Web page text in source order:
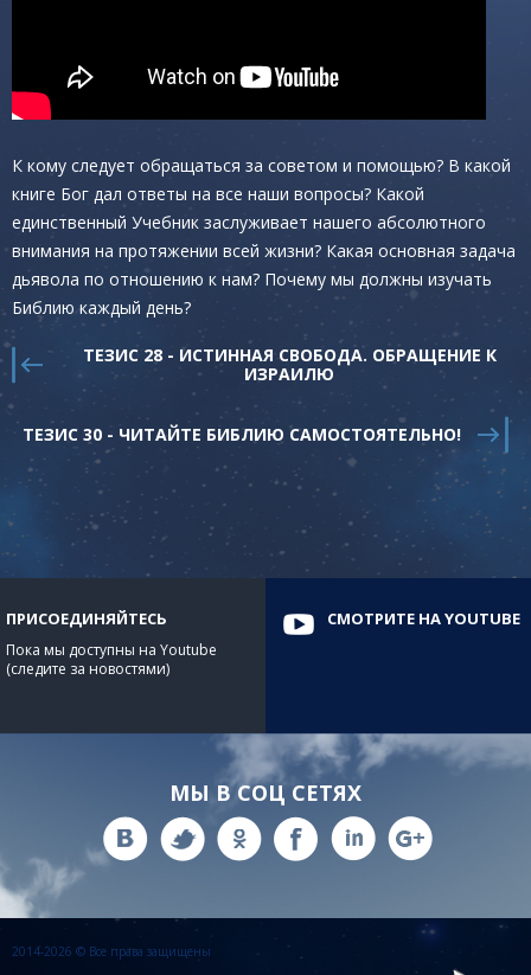
К кому следует обращаться за советом и помощью? В какой
книге Бог дал ответы на все наши вопросы? Какой
единственный Учебник заслуживает нашего абсолютного
внимания на протяжении всей жизни? Какая основная задача
дьявола по отношению к нам? Почему мы должны изучать
Библию каждый день?
ТЕЗИС 28 - ИСТИННАЯ СВОБОДА. ОБРАЩЕНИЕ К
ИЗРАИЛЮ
ТЕЗИС 30 - ЧИТАЙТЕ БИБЛИЮ САМОСТОЯТЕЛЬНО!
ПРИСОЕДИНЯЙТЕСЬ
Пока мы доступны на Youtube
(следите за новостями)
СМОТРИТЕ НА YOUTUBE
МЫ В СОЦ СЕТЯХ
2014-2026 © Все права защищены